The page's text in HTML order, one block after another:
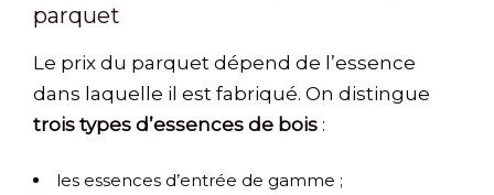
parquet
Le prix du parquet dépend de l’essence
dans laquelle il est fabriqué. On distingue
trois types d’essences de bois :
les essences d’entrée de gamme ;